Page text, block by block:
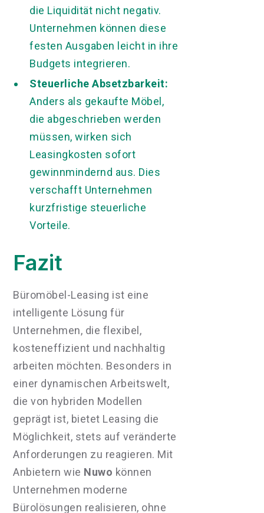
die Liquidität nicht negativ.
Unternehmen können diese
festen Ausgaben leicht in ihre
Budgets integrieren.
Steuerliche Absetzbarkeit:
Anders als gekaufte Möbel,
die abgeschrieben werden
müssen, wirken sich
Leasingkosten sofort
gewinnmindernd aus. Dies
verschafft Unternehmen
kurzfristige steuerliche
Vorteile.
Fazit
Büromöbel-Leasing ist eine
intelligente Lösung für
Unternehmen, die flexibel,
kosteneffizient und nachhaltig
arbeiten möchten. Besonders in
einer dynamischen Arbeitswelt,
die von hybriden Modellen
geprägt ist, bietet Leasing die
Möglichkeit, stets auf veränderte
Anforderungen zu reagieren. Mit
Anbietern wie Nuwo können
Unternehmen moderne
Bürolösungen realisieren, ohne